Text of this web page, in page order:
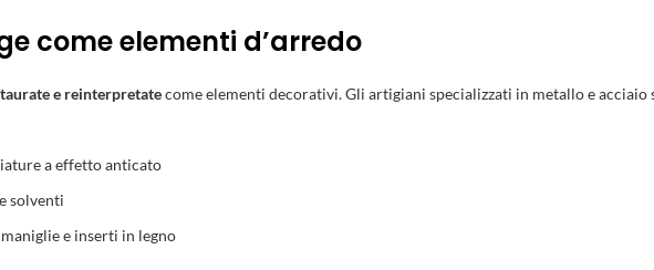
come elementi d’arredo
e reinterpretatecome elementi decorativi. Gli artigiani specializzati in metallo e acciaio
a effetto anticato
solventi
e inserti in legno